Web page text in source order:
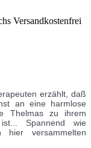
Versandkostenfrei
erzählt, daß
an eine harmlose
Thelmas zu ihrem
Spannend wie
hier versammelten